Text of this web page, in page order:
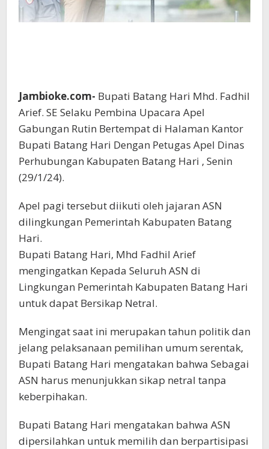
Jambioke.com- Bupati Batang Hari Mhd. Fadhil
Arief. SE Selaku Pembina Upacara Apel
Gabungan Rutin Bertempat di Halaman Kantor
Bupati Batang Hari Dengan Petugas Apel Dinas
Perhubungan Kabupaten Batang Hari , Senin
(29/1/24).
Apel pagi tersebut diikuti oleh jajaran ASN
dilingkungan Pemerintah Kabupaten Batang
Hari.
Bupati Batang Hari, Mhd Fadhil Arief
mengingatkan Kepada Seluruh ASN di
Lingkungan Pemerintah Kabupaten Batang Hari
untuk dapat Bersikap Netral.
Mengingat saat ini merupakan tahun politik dan
jelang pelaksanaan pemilihan umum serentak,
Bupati Batang Hari mengatakan bahwa Sebagai
ASN harus menunjukkan sikap netral tanpa
keberpihakan.
Bupati Batang Hari mengatakan bahwa ASN
dipersilahkan untuk memilih dan berpartisipasi